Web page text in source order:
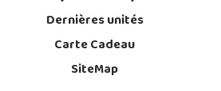
Dernières unités
Carte Cadeau
SiteMap